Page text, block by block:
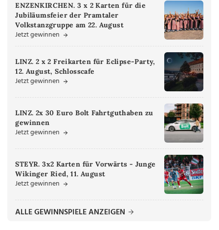
ENZENKIRCHEN. 3 x 2 Karten für die
Jubiläumsfeier der Pramtaler
Volkstanzgruppe am 22. August
Jetzt gewinnen
LINZ. 2 x 2 Freikarten für Eclipse-Party,
12. August, Schlosscafe
Jetzt gewinnen
LINZ. 2x 30 Euro Bolt Fahrtguthaben zu
gewinnen
Jetzt gewinnen
STEYR. 3x2 Karten für Vorwärts - Junge
Wikinger Ried, 11. August
Jetzt gewinnen
ALLE GEWINNSPIELE ANZEIGEN